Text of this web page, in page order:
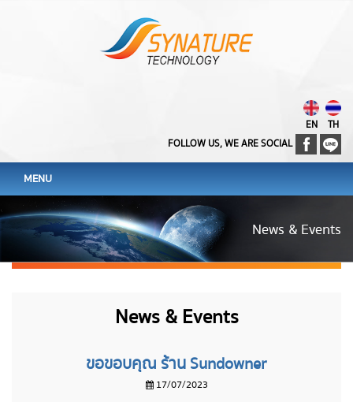
EN
TH
FOLLOW US, WE ARE SOCIAL
MENU
News & Events
News & Events
ขอขอบคุณ ร้าน Sundowner
17/07/2023